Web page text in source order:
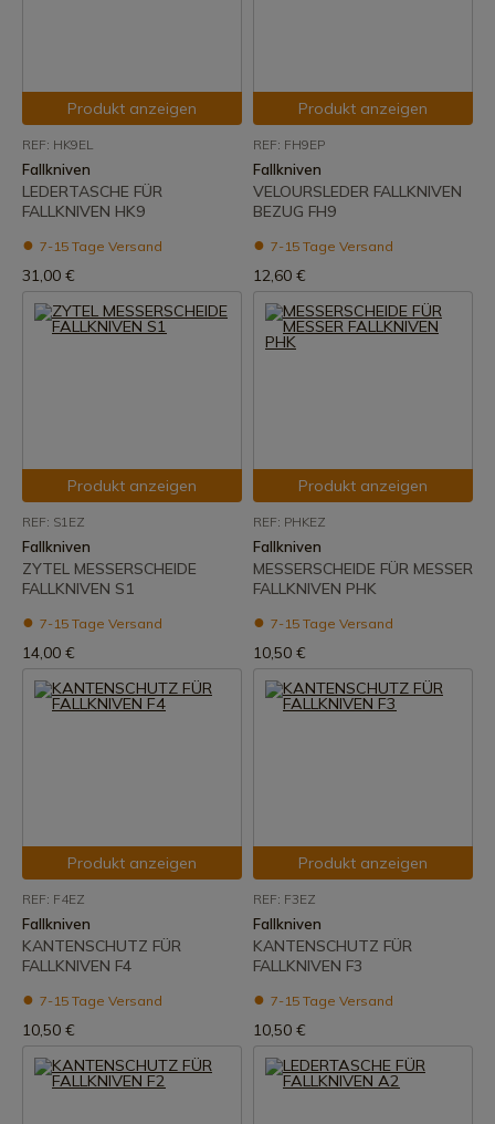
Produkt anzeigen
REF: HK9EL
Fallkniven
LEDERTASCHE FÜR
FALLKNIVEN HK9
7-15 Tage Versand
31,00 €
Produkt anzeigen
REF: FH9EP
Fallkniven
VELOURSLEDER FALLKNIVEN
BEZUG FH9
7-15 Tage Versand
12,60 €
Produkt anzeigen
REF: S1EZ
Fallkniven
ZYTEL MESSERSCHEIDE
FALLKNIVEN S1
7-15 Tage Versand
14,00 €
Produkt anzeigen
REF: PHKEZ
Fallkniven
MESSERSCHEIDE FÜR MESSER
FALLKNIVEN PHK
7-15 Tage Versand
10,50 €
Produkt anzeigen
REF: F4EZ
Fallkniven
KANTENSCHUTZ FÜR
FALLKNIVEN F4
7-15 Tage Versand
10,50 €
Produkt anzeigen
REF: F3EZ
Fallkniven
KANTENSCHUTZ FÜR
FALLKNIVEN F3
7-15 Tage Versand
10,50 €